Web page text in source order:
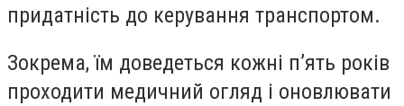
придатність до керування транспортом.
Зокрема, їм доведеться кожні п’ять років
проходити медичний огляд і оновлювати